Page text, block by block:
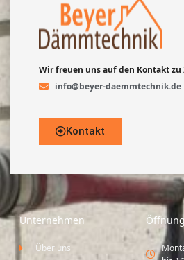
Wir freuen uns auf den Kontakt zu
info@beyer-daemmtechnik.de
Kontakt
Unternehmen
Über uns